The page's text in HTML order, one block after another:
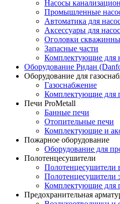
Насосы
Промышленные
Автоматика для
Аксессуары для
Оголовки
Запасные части
Комплектующие для
Оборудование Ридан
Оборудование для
Газоснабжение
Комплектующие для
Печи ProMetall
Банные печи
Отопительные печи
Комплектующие и
Пожарное оборудование
Оборудование для
Полотенцесушители
Полотенцесушители
Полотенцесушители
Комплектующие для
Предохранительная